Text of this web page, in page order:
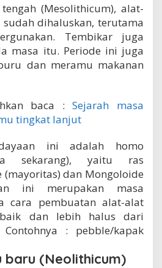
(Mesolithicum), alat-
dihaluskan, terutama
Tembikar juga
masa itu. Periode ini juga
dan meramu makanan
baca :Sejarah masa
tingkat lanjut
ini adalah homo
sekarang), yaitu ras
(mayoritas) dan Mongoloide
ini merupakan masa
cara pembuatan alat-alat
dan lebih halus dari
: pebble/kapak
baru (Neolithicum)